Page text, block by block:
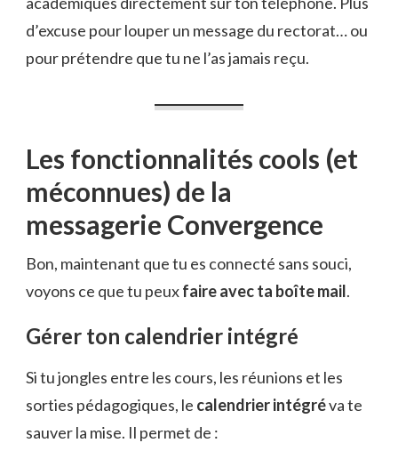
d’excuse pour louper un message du rectorat… ou
pour prétendre que tu ne l’as jamais reçu.
Les fonctionnalités cools (et
méconnues) de la
messagerie Convergence
Bon, maintenant que tu es connecté sans souci,
voyons ce que tu peuxfaire avec ta boîte mail.
Gérer ton calendrier intégré
Si tu jongles entre les cours, les réunions et les
sorties pédagogiques, le calendrier intégréva te
sauver la mise. Il permet de :